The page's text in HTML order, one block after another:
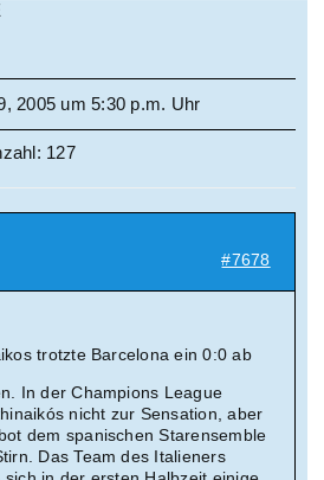
nach:
Mein
2005 um 5:30 p.m. Uhr
127
#7678
trotzte Barcelona ein 0:0 ab
In der Champions League
nicht zur Sensation, aber
dem spanischen Starensemble
Das Team des Italieners